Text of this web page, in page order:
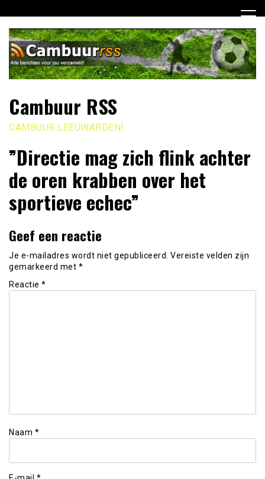
naar
inhoud
Cambuur RSS
CAMBUUR LEEUWARDEN!
”Directie mag zich flink achter
de oren krabben over het
sportieve echec”
Geef een reactie
Je e-mailadres wordt niet gepubliceerd. Vereiste velden zijn
gemarkeerd met *
Reactie *
Naam *